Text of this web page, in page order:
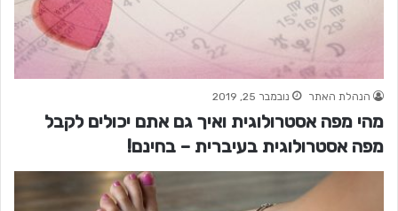
הנהלת האתר נובמבר 25, 2019
מהי מפה אסטרולוגית ואיך גם אתם יכולים לקבל
מפה אסטרולוגית בעיברית – בחינם!